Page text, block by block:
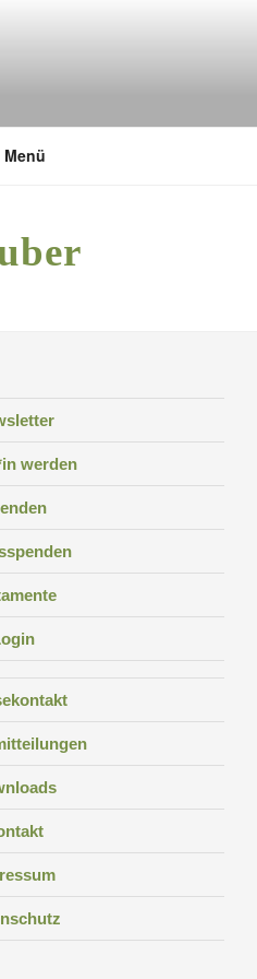
Menü
werden